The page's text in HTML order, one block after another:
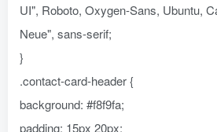
UI", Roboto, Oxygen-Sans, Ubuntu,
Neue", sans-serif;
}
.contact-card-header {
background: #f8f9fa;
padding: 15px 20px;